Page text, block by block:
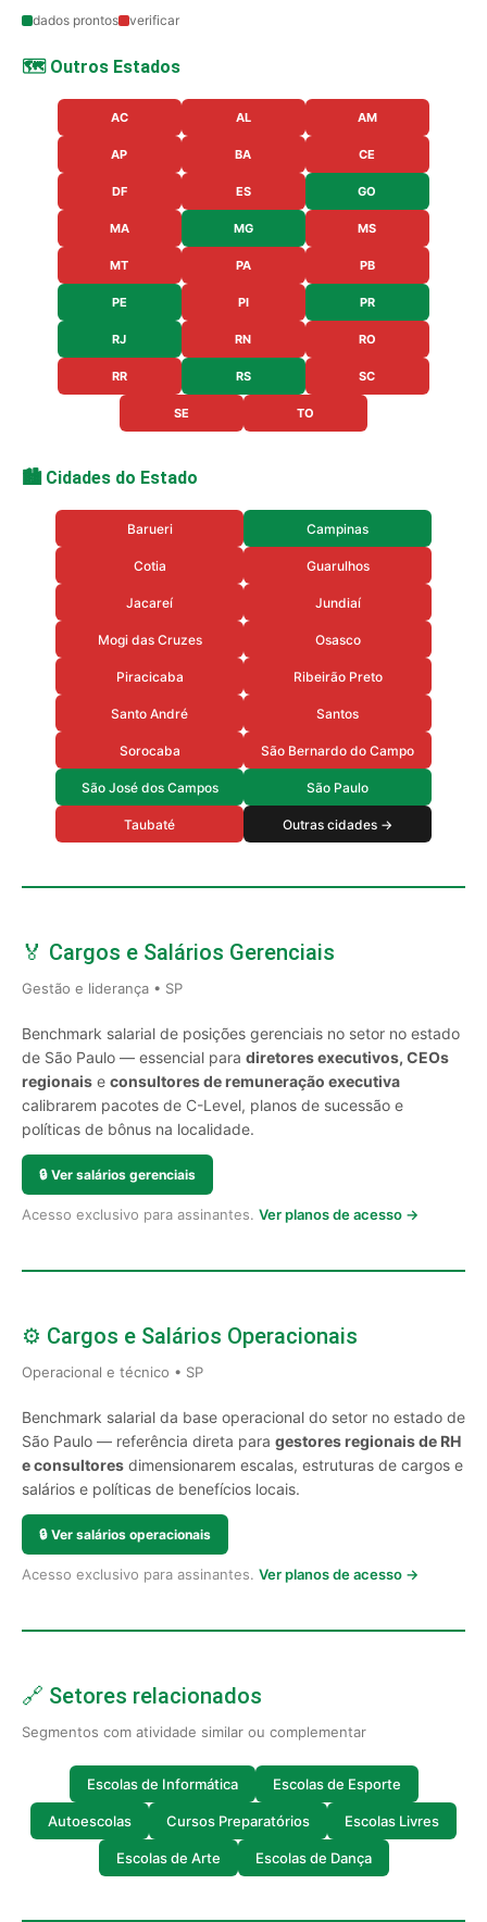
dados prontos verificar
🗺️ Outros Estados
AC AL AM
AP BA CE
DF ES GO
MA MG MS
MT PA PB
PE PI PR
RJ RN RO
RR RS SC
SE TO
🏙️ Cidades do Estado
Barueri Campinas
Cotia Guarulhos
Jacareí Jundiaí
Mogi das Cruzes Osasco
Piracicaba Ribeirão Preto
Santo André Santos
Sorocaba São Bernardo do Campo
São José dos Campos São Paulo
Taubaté Outras cidades →
🏅 Cargos e Salários Gerenciais
Gestão e liderança • SP
Benchmark salarial de posições gerenciais no setor no estado
de São Paulo — essencial para diretores executivos, CEOs
regionais e consultores de remuneração executiva
calibrarem pacotes de C-Level, planos de sucessão e
políticas de bônus na localidade.
🔒 Ver salários gerenciais
Acesso exclusivo para assinantes. Ver planos de acesso →
⚙️ Cargos e Salários Operacionais
Operacional e técnico • SP
Benchmark salarial da base operacional do setor no estado de
São Paulo — referência direta para gestores regionais de RH
e consultores dimensionarem escalas, estruturas de cargos e
salários e políticas de benefícios locais.
🔒 Ver salários operacionais
Acesso exclusivo para assinantes. Ver planos de acesso →
🔗 Setores relacionados
Segmentos com atividade similar ou complementar
Escolas de Informática Escolas de Esporte
Autoescolas Cursos Preparatórios Escolas Livres
Escolas de Arte Escolas de Dança